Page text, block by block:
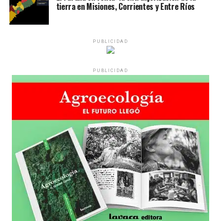
Desde una mesa que intenta protegerse del agua se
reparten lienzos con los ojos serigrafiados de Agostina.
Hay varios hombres presentes: padres con sus hijas,
grupos de amigos, novios. «Con los pares que no tienen
sensibilidad al tema, la conversación se vuelve muy
estratégica, hay que evitar el choque frontal. Mi método
es a través del interrogante, que puedan encarnar la
pregunta», comparte Gonzalo, de 41 años.
tierra en Misiones, Corrientes y Entre Ríos
PUBLICIDAD
PUBLICIDAD